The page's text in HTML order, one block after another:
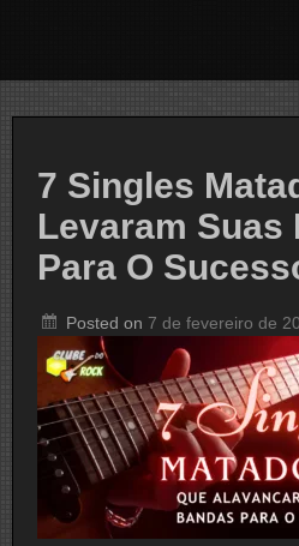
7 Singles
Levaram Suas
Para O
Posted on 7 de fevereiro de